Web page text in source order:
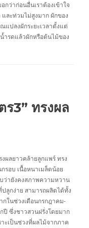
กว่าก่อนอื่นเราต้องเข้าใจ
ละท่วมไม่สูงมาก ผักของ
แปลงผักระยะเวลาตั้งแต่
ำรดแล้วผักหรือต้นไม้ของ
3” ทรงผล
ผลยาวคล้ายลูกแพร์ ทรง
รอบ เนื้อหนาเมล็ดน้อย
ว่ายังคงสภาพความหวาน
ลูกง่าย สามารถผลิตได้ทั้ง
ในช่วงเดือนกรกฎาคม-
ปี ซึ่งชาวสวนฝรั่งโดยมาก
าะเป็นช่วงที่ผลไม้จากภาค